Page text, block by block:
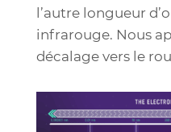
l’autre longueur
infrarouge. Nous
décalage vers le